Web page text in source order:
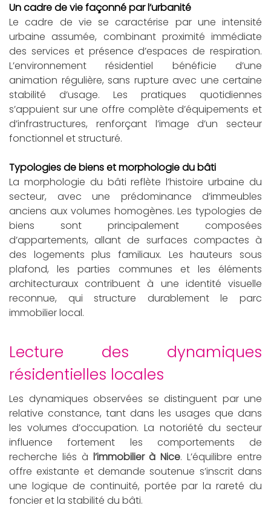
Un cadre de vie façonné par l’urbanité
Le cadre de vie se caractérise par une intensité
urbaine assumée, combinant proximité immédiate
des services et présence d’espaces de respiration.
L’environnement résidentiel bénéficie d’une
animation régulière, sans rupture avec une certaine
stabilité d’usage. Les pratiques quotidiennes
s’appuient sur une offre complète d’équipements et
d’infrastructures, renforçant l’image d’un secteur
fonctionnel et structuré.
Typologies de biens et morphologie du bâti
La morphologie du bâti reflète l’histoire urbaine du
secteur, avec une prédominance d’immeubles
anciens aux volumes homogènes. Les typologies de
biens sont principalement composées
d’appartements, allant de surfaces compactes à
des logements plus familiaux. Les hauteurs sous
plafond, les parties communes et les éléments
architecturaux contribuent à une identité visuelle
reconnue, qui structure durablement le parc
immobilier local.
lecture des dynamiques
résidentielles locales
Les dynamiques observées se distinguent par une
relative constance, tant dans les usages que dans
les volumes d’occupation. La notoriété du secteur
influence fortement les comportements de
recherche liés à l’immobilier à Nice. L’équilibre entre
offre existante et demande soutenue s’inscrit dans
une logique de continuité, portée par la rareté du
foncier et la stabilité du bâti.